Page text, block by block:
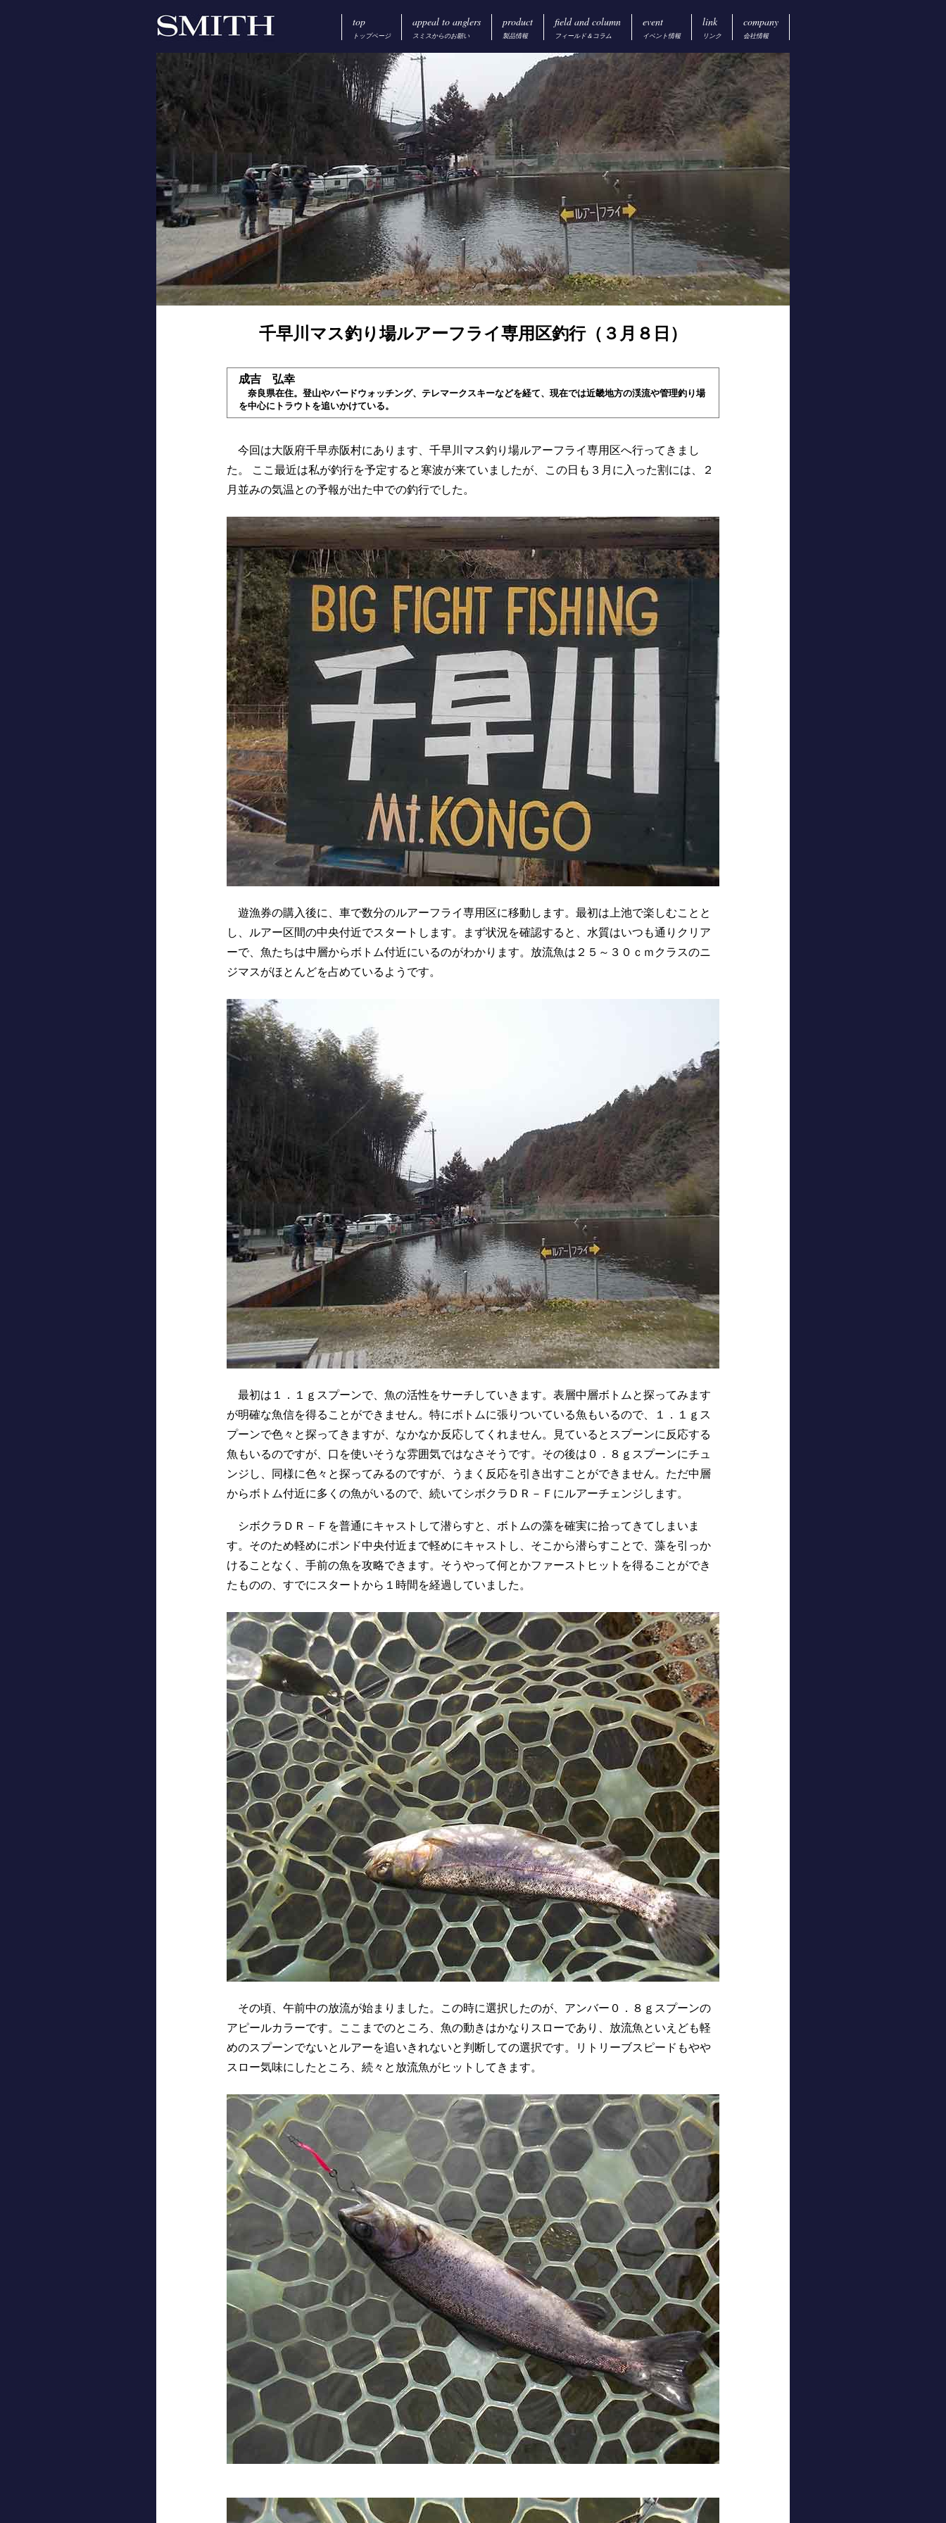
top
トップページ
appeal to anglers
スミスからのお願い
product
製品情報
field and column
フィールド＆コラム
event
イベント情報
link
リンク
company
会社情報
千早川マス釣り場ルアーフライ専用区釣行（３月８日）
成吉 弘幸
奈良県在住。登山やバードウォッチング、テレマークスキーなどを経て、現在では近畿地方の渓流や管理釣り場
を中心にトラウトを追いかけている。
今回は大阪府千早赤阪村にあります、千早川マス釣り場ルアーフライ専用区へ行ってきまし
た。 ここ最近は私が釣行を予定すると寒波が来ていましたが、この日も３月に入った割には、２
月並みの気温との予報が出た中での釣行でした。
遊漁券の購入後に、車で数分のルアーフライ専用区に移動します。最初は上池で楽しむことと
し、ルアー区間の中央付近でスタートします。まず状況を確認すると、水質はいつも通りクリア
ーで、魚たちは中層からボトム付近にいるのがわかります。放流魚は２５～３０ｃｍクラスのニ
ジマスがほとんどを占めているようです。
最初は１．１ｇスプーンで、魚の活性をサーチしていきます。表層中層ボトムと探ってみます
が明確な魚信を得ることができません。特にボトムに張りついている魚もいるので、１．１ｇス
プーンで色々と探ってきますが、なかなか反応してくれません。見ているとスプーンに反応する
魚もいるのですが、口を使いそうな雰囲気ではなさそうです。その後は０．８ｇスプーンにチュ
ンジし、同様に色々と探ってみるのですが、うまく反応を引き出すことができません。ただ中層
からボトム付近に多くの魚がいるので、続いてシボクラＤＲ－Ｆにルアーチェンジします。
シボクラＤＲ－Ｆを普通にキャストして潜らすと、ボトムの藻を確実に拾ってきてしまいま
す。そのため軽めにポンド中央付近まで軽めにキャストし、そこから潜らすことで、藻を引っか
けることなく、手前の魚を攻略できます。そうやって何とかファーストヒットを得ることができ
たものの、すでにスタートから１時間を経過していました。
その頃、午前中の放流が始まりました。この時に選択したのが、アンバー０．８ｇスプーンの
アピールカラーです。ここまでのところ、魚の動きはかなりスローであり、放流魚といえども軽
めのスプーンでないとルアーを追いきれないと判断しての選択です。リトリーブスピードもやや
スロー気味にしたところ、続々と放流魚がヒットしてきます。